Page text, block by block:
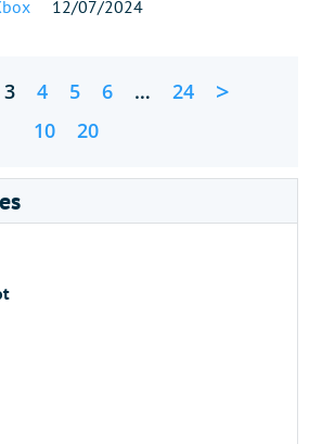
12/07/2024
3 4 5 6 … 24 >
10 20